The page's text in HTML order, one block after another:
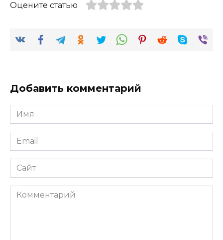
Оцените статью
Добавить комментарий
Имя
*
Email
*
Сайт
Комментарий